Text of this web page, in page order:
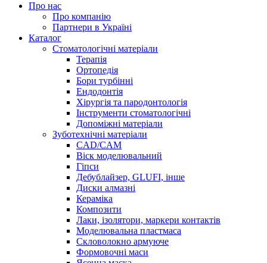
Про нас
Про компанію
Партнери в Україні
Каталог
Стоматологічні матеріали
Терапія
Ортопедія
Бори турбінні
Ендодонтія
Хірургія та пародонтологія
Інструменти стоматологічні
Допоміжні матеріали
Зуботехнічні матеріали
CAD/CAM
Віск моделювальний
Гіпси
Дебублайзер, GLUFI, інше
Диски алмазні
Кераміка
Композити
Лаки, ізолятори, маркери контактів
Моделювальна пластмаса
Скловолокно армуюче
Формовочні маси